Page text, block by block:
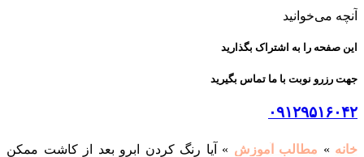
آنچه می‌خوانید
این صفحه را به اشتراک بگذارید
جهت رزرو نوبت با ما تماس بگیرید
۰۹۱۲۹۵۱۶۰۴۲
خانه » مطالب آموزش »
آیا رنگ کردن ابرو بعد از کاشت ممکن